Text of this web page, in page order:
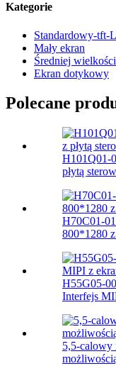
Kategorie
Standardowy-tft-
Mały ekran
Średniej
Ekran dotykowy
Polecane
H101Q01-
płytą
H70C01-
800*1280
H55G05-
Interfejs
5,5-calowy